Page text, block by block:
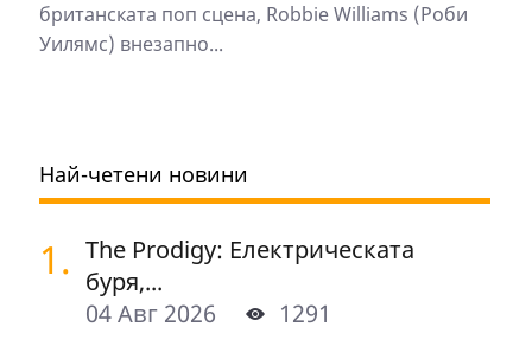
британската поп сцена, Robbie Williams (Роби
Уилямс) внезапно...
Най-четени новини
1. The Prodigy: Електрическата
буря,...
04 Авг 2026
1291